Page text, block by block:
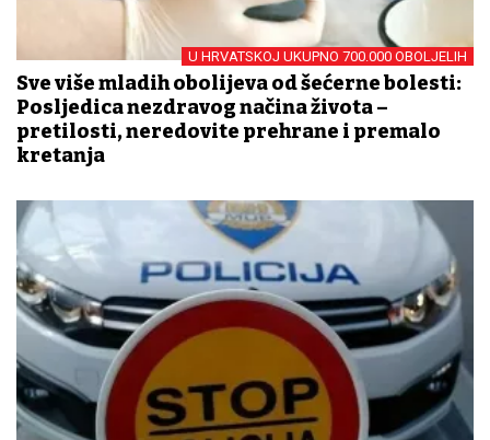
U HRVATSKOJ UKUPNO 700.000 OBOLJELIH
Sve više mladih obolijeva od šećerne bolesti:
Posljedica nezdravog načina života –
pretilosti, neredovite prehrane i premalo
kretanja